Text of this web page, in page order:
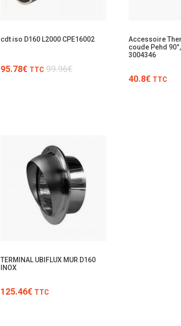
cdt iso D160 L2000 CPE16002
95.78€ TTC 99.96€
Accessoire
coude Pehd
3004346
40.8€ TTC
TTC
TERMINAL UBIFLUX MUR D160
INOX
125.46€ TTC